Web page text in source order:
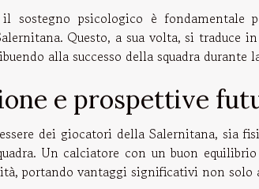
sostegno psicologico è fondamentale
Questo, a sua volta, si traduce in
alla successo della squadra durante
e prospettive
dei giocatori della Salernitana, sia
Un calciatore con un buon
portando vantaggi significativi non